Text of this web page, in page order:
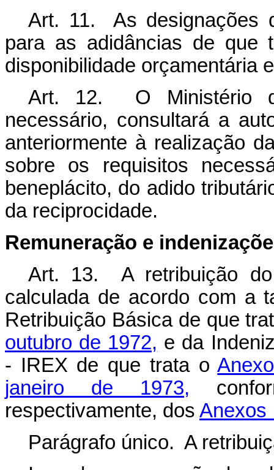
Art. 11. As designações
para as adidâncias de que
disponibilidade orçamentária
Art. 12. O Ministério
necessário, consultará a
anteriormente à realização
sobre os requisitos
beneplácito, do adido
da reciprocidade.
Remuneração e
Art. 13. A retribuição
calculada de acordo com a
Retribuição Básica de que
outubro de 1972, e da
- IREX de que trata o
janeiro de 1973,
respectivamente, dos Anexos
Parágrafo único. A